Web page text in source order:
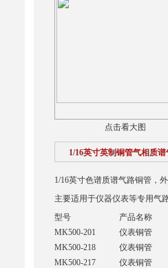
点击看大图
1/16英寸英制铜管气相质
1/16英寸色谱质谱气路铜管，
主要适用于仪器仪表等专用气
型号
产品名称
MK500-201
仪表铜管
MK500-218
仪表铜管
MK500-217
仪表铜管